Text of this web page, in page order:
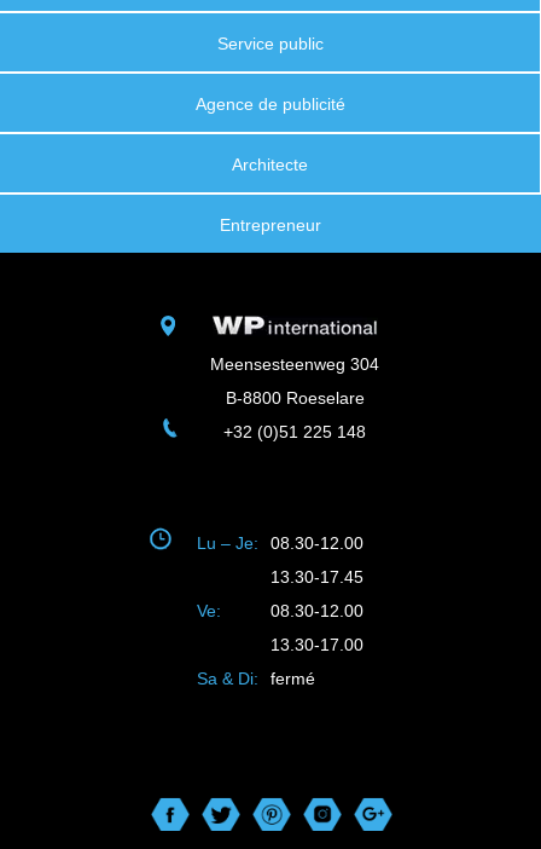
Service public
Agence de publicité
Architecte
Entrepreneur
Meensesteenweg 304
B-8800 Roeselare
+32 (0)51 225 148
Lu – Je:
08.30-12.00
13.30-17.45
Ve:
08.30-12.00
13.30-17.00
Sa & Di:
fermé